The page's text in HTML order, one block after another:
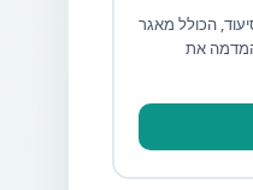
הכולל מאגר
המדמה את